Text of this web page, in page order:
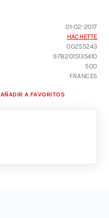
01-02-2017
HACHETTE
00255243
9782015135410
500
FRANCES
AÑADIR A FAVORITOS